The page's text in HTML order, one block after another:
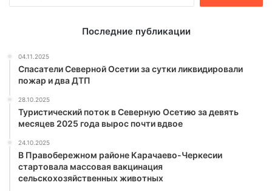
Последние публикации
04.11.2025
Спасатели Северной Осетии за сутки ликвидировали
пожар и два ДТП
28.10.2025
Туристический поток в Северную Осетию за девять
месяцев 2025 года вырос почти вдвое
24.10.2025
В Правобережном районе Карачаево-Черкесии
стартовала массовая вакцинация
сельскохозяйственных животных